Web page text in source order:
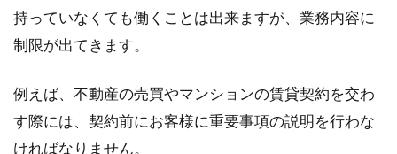
ご近所トラブルのなかでも、多いのが駐車違反
に関するものです。私道（＝しどう）に駐車さ
登記に必要な住民票は世帯全員が記
持っていなくても働くことは出来ますが、業務内容に
制限が出てきます。
例えば、不動産の売買やマンションの賃貸契約を交わ
す際には、契約前にお客様に重要事項の説明を行わな
ければなりません。